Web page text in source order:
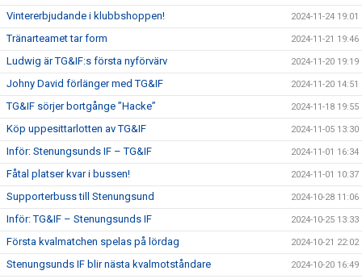
Vintererbjudande i klubbshoppen! 2024-11-24 19:01
Tränarteamet tar form 2024-11-21 19:46
Ludwig är TG&IF:s första nyförvärv 2024-11-20 19:19
Johny David förlänger med TG&IF 2024-11-20 14:51
TG&IF sörjer bortgånge ”Hacke” 2024-11-18 19:55
Köp uppesittarlotten av TG&IF 2024-11-05 13:30
Inför: Stenungsunds IF – TG&IF 2024-11-01 16:34
Fåtal platser kvar i bussen! 2024-11-01 10:37
Supporterbuss till Stenungsund 2024-10-28 11:06
Inför: TG&IF – Stenungsunds IF 2024-10-25 13:33
Första kvalmatchen spelas på lördag 2024-10-21 22:02
Stenungsunds IF blir nästa kvalmotståndare 2024-10-20 16:49